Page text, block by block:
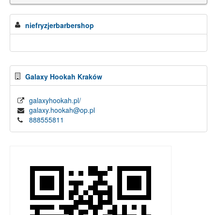
niefryzjerbarbershop
Galaxy Hookah Kraków
galaxyhookah.pl/
galaxy.hookah@op.pl
888555811